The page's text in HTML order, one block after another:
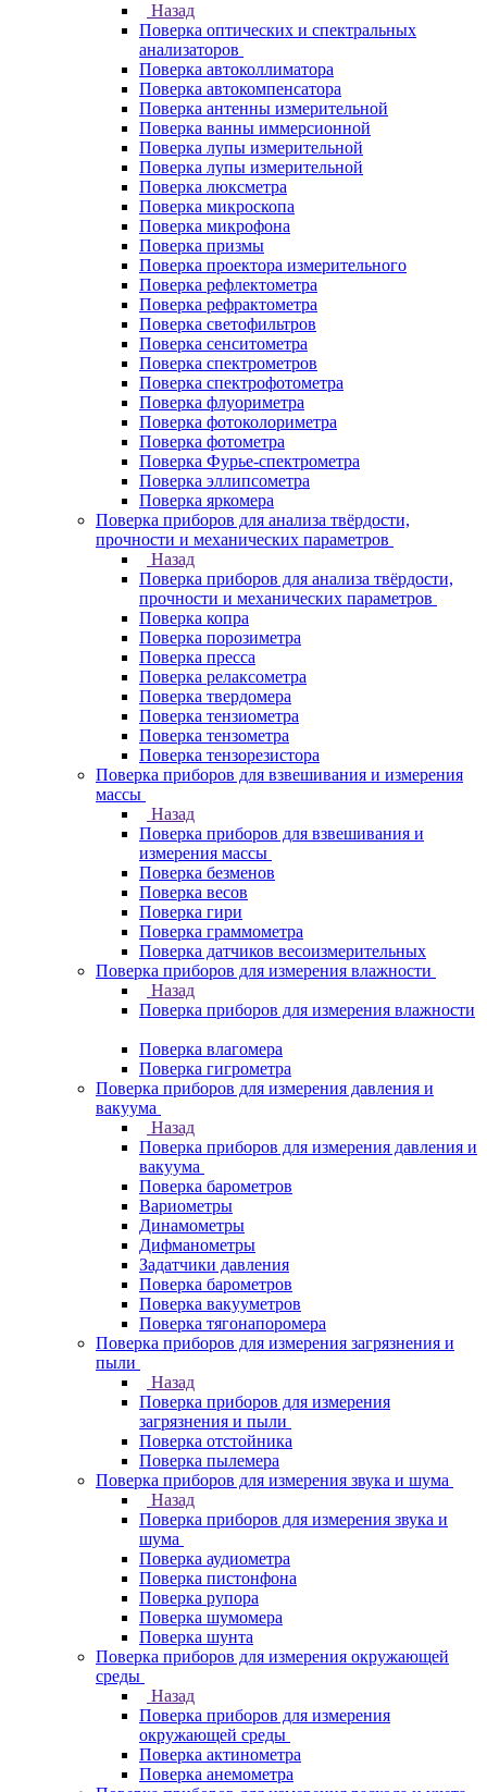
Назад
Поверка оптических и спектральных
анализаторов
Поверка автоколлиматора
Поверка автокомпенсатора
Поверка антенны измерительной
Поверка ванны иммерсионной
Поверка лупы измерительной
Поверка лупы измерительной
Поверка люксметра
Поверка микроскопа
Поверка микрофона
Поверка призмы
Поверка проектора измерительного
Поверка рефлектометра
Поверка рефрактометра
Поверка светофильтров
Поверка сенситометра
Поверка спектрометров
Поверка спектрофотометра
Поверка флуориметра
Поверка фотоколориметра
Поверка фотометра
Поверка Фурье-спектрометра
Поверка эллипсометра
Поверка яркомера
Поверка приборов для анализа твёрдости,
прочности и механических параметров
Назад
Поверка приборов для анализа твёрдости,
прочности и механических параметров
Поверка копра
Поверка порозиметра
Поверка пресса
Поверка релаксометра
Поверка твердомера
Поверка тензиометра
Поверка тензометра
Поверка тензорезистора
Поверка приборов для взвешивания и измерения
массы
Назад
Поверка приборов для взвешивания и
измерения массы
Поверка безменов
Поверка весов
Поверка гири
Поверка граммометра
Поверка датчиков весоизмерительных
Поверка приборов для измерения влажности
Назад
Поверка приборов для измерения влажности
Поверка влагомера
Поверка гигрометра
Поверка приборов для измерения давления и
вакуума
Назад
Поверка приборов для измерения давления и
вакуума
Поверка барометров
Вариометры
Динамометры
Дифманометры
Задатчики давления
Поверка барометров
Поверка вакууметров
Поверка тягонапоромера
Поверка приборов для измерения загрязнения и
пыли
Назад
Поверка приборов для измерения
загрязнения и пыли
Поверка отстойника
Поверка пылемера
Поверка приборов для измерения звука и шума
Назад
Поверка приборов для измерения звука и
шума
Поверка аудиометра
Поверка пистонфона
Поверка рупора
Поверка шумомера
Поверка шунта
Поверка приборов для измерения окружающей
среды
Назад
Поверка приборов для измерения
окружающей среды
Поверка актинометра
Поверка анемометра